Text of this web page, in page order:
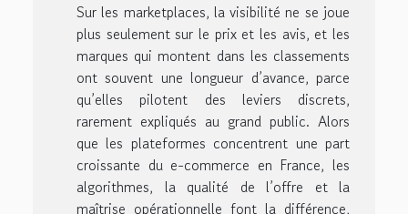
Sur les marketplaces, la visibilité ne se joue
plus seulement sur le prix et les avis, et les
marques qui montent dans les classements
ont souvent une longueur d’avance, parce
qu’elles pilotent des leviers discrets,
rarement expliqués au grand public. Alors
que les plateformes concentrent une part
croissante du e-commerce en France, les
algorithmes, la qualité de l’offre et la
maîtrise opérationnelle font la différence,